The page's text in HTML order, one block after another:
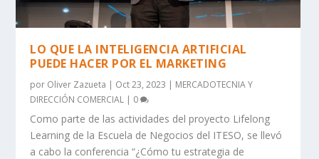
LO QUE LA INTELIGENCIA ARTIFICIAL
PUEDE HACER POR EL MARKETING
por Oliver Zazueta | Oct 23, 2023 | MERCADOTECNIA Y
DIRECCIÓN COMERCIAL | 0
Como parte de las actividades del proyecto Lifelong
Learning de la Escuela de Negocios del ITESO, se llevó
a cabo la conferencia “¿Cómo tu estrategia de